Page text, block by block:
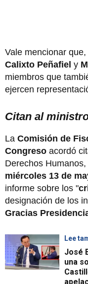
Vale mencionar que,
Calixto Peñafiel y
miembros que
ejercen
Citan al
La Comisión de
Congreso acordó
Derechos
miércoles 13 de
informe sobre los "
designación de los
Gracias
Lee
José
una